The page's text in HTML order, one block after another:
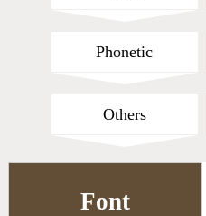
CNS Query
Phonetic
Others
Font